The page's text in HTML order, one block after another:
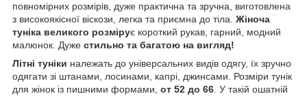
повномірних розмірів, дуже практична та зручна, виготовлена
з високоякісної віскози, легка та приємна до тіла. Жіноча
туніка великого розмірує короткий рукав, гарний, модний
малюнок. Дуже стильно та багатою на вигляд!
Літні туніки належать до універсальних видів одягу, їх зручно
одягати зі штанами, лосинами, капрі, джинсами. Розміри тунік
для жінок із пишними формами, от 52 до 66. У такій ошатній